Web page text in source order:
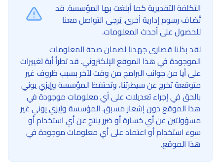
التكلفة التقديرية كما أبلغت بها المؤسسة. قد
تُضاف رسوم إدارية أخرى. يُرجى التواصل معنا
للحصول على أحدث المعلومات.
لقد بذلنا قصارى جهدنا لضمان صحة المعلومات
الموجودة في هذا الموقع الإلكتروني. قد تطرأ أية تغييرات
على أيا من جوانب البرامج من وقت لآخر بسبب ظروف غير
متوقعة تخرج عن سيطرتنا، وتحتفظ المؤسسة وإيزي يوني
بالحق في إجراء تعديلات على أي معلومات موجودة في
هذا الموقع دون إشعار مسبق. المؤسسة وإيزي يوني غير
مسؤولتين عن أي خسارة أو ضرر ينتج عن أي استخدام أو
سوء استخدام أو اعتماد على أي معلومات موجودة في
هذا الموقع.